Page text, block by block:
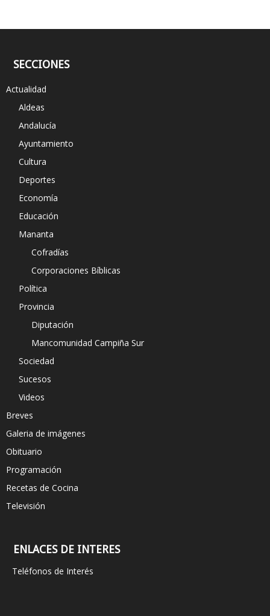
SECCIONES
Actualidad
Aldeas
Andalucía
Ayuntamiento
Cultura
Deportes
Economía
Educación
Mananta
Cofradías
Corporaciones Bíblicas
Política
Provincia
Diputación
Mancomunidad Campiña Sur
Sociedad
Sucesos
Videos
Breves
Galeria de imágenes
Obituario
Programación
Recetas de Cocina
Televisión
ENLACES DE INTERES
Teléfonos de Interés